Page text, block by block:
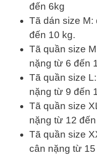
đến 6kg
Tã dán size
đến 10 kg.
Tã quần size
nặng từ 6 đến
Tã quần size
nặng từ 9 đến
Tã quần size
nặng từ 12
Tã quần size
cân nặng từ